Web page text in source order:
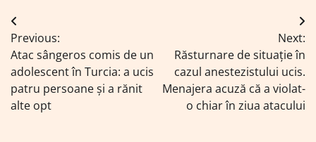
Navigare
în
articole
Previous:
Atac sângeros comis de un
adolescent în Turcia: a ucis
patru persoane şi a rănit
alte opt
Next:
Răsturnare de situație în
cazul anestezistului ucis.
Menajera acuză că a violat-
o chiar în ziua atacului